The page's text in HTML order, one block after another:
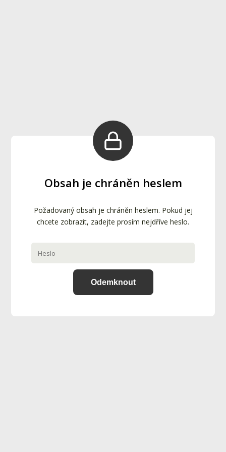
Obsah je chráněn heslem
Požadovaný obsah je chráněn heslem. Pokud jej
chcete zobrazit, zadejte prosím nejdříve heslo.
Odemknout